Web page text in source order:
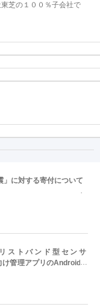
芝の１００％子会社で
」に対する寄付について
ストバンド型センサ
管理アプリのAndroid版